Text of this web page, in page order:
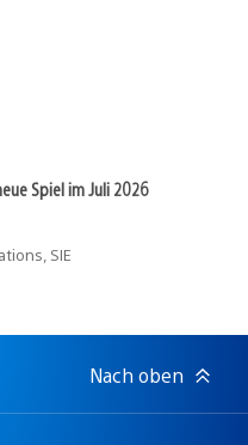
Spiel im Juli 2026
SIE
Nach oben